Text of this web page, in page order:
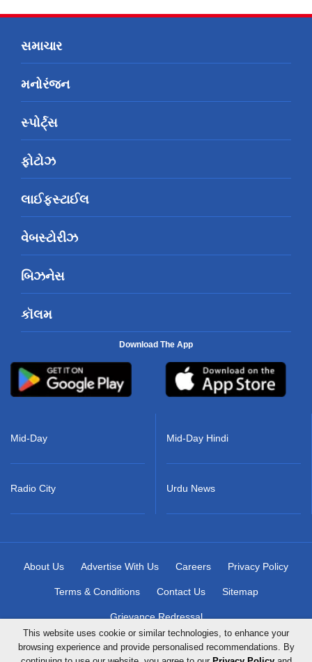
સમાચાર
મનોરંજન
સ્પોર્ટ્સ
ફોટોઝ
લાઈફસ્ટાઈલ
વેબસ્ટોરીઝ
બિઝનેસ
કૉલમ
Download The App
Mid-Day
Radio City
Mid-Day Hindi
Urdu News
About Us Advertise With Us Careers Privacy Policy
Terms & Conditions Contact Us Sitemap
Grievance Redressal
This website uses cookie or similar technologies, to enhance your
browsing experience and provide personalised recommendations. By